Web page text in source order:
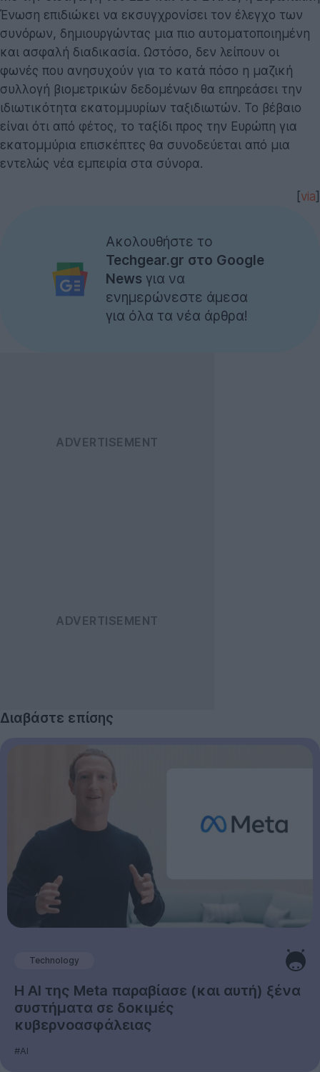
Ένωση επιδιώκει να εκσυγχρονίσει τον έλεγχο των
συνόρων, δημιουργώντας μια πιο αυτοματοποιημένη
και ασφαλή διαδικασία. Ωστόσο, δεν λείπουν οι
φωνές που ανησυχούν για το κατά πόσο η μαζική
συλλογή βιομετρικών δεδομένων θα επηρεάσει την
ιδιωτικότητα εκατομμυρίων ταξιδιωτών. Το βέβαιο
είναι ότι από φέτος, το ταξίδι προς την Ευρώπη για
εκατομμύρια επισκέπτες θα συνοδεύεται από μια
εντελώς νέα εμπειρία στα σύνορα.
[via]
Ακολουθήστε το
Techgear.gr στο Google
News για να
ενημερώνεστε άμεσα
για όλα τα νέα άρθρα!
Διαβάστε επίσης
Technology
Η AI της Meta παραβίασε (και αυτή) ξένα
συστήματα σε δοκιμές
κυβερνοασφάλειας
#AI